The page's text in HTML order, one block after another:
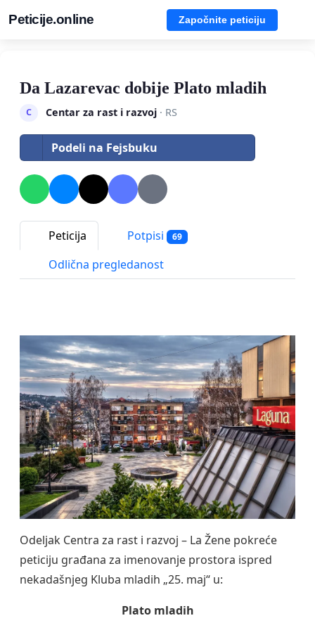
Peticije.online Započnite peticiju
Da Lazarevac dobije Plato mladih
C Centar za rast i razvoj· RS
Podeli na Fejsbuku
Peticija Potpisi 69
Odlična pregledanost
Odeljak Centra za rast i razvoj – La Žene pokreće
peticiju građana za imenovanje prostora ispred
nekadašnjeg Kluba mladih „25. maj“ u:
Plato mladih